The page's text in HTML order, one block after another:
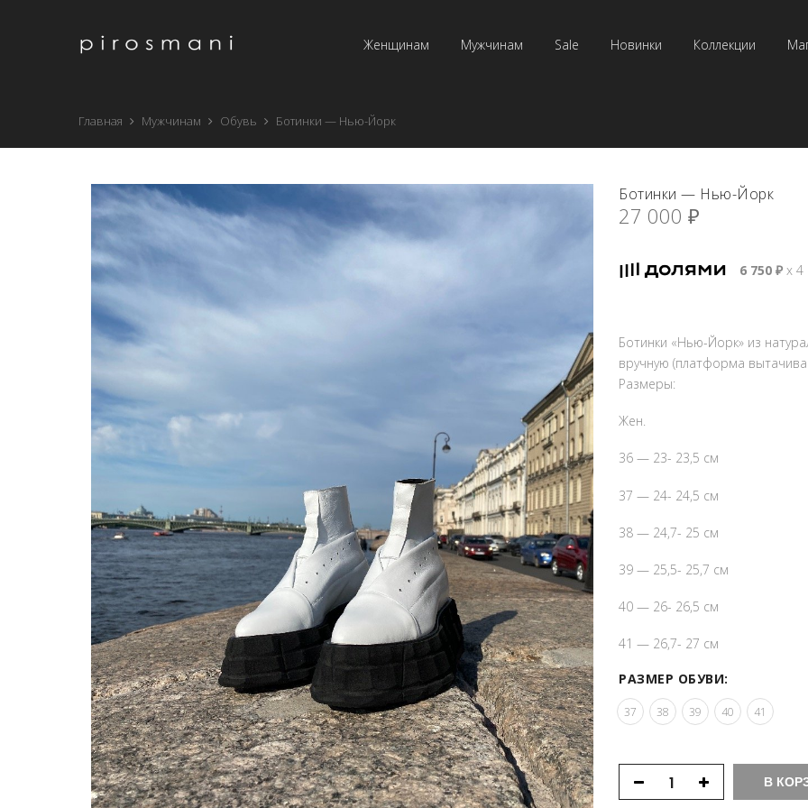
Женщинам Мужчинам Sale Новинки Коллекции
Главная Мужчинам Обувь Ботинки — Нью-Йорк
Ботинки — Нью-Йорк
27 000 ₽
6 750 ₽ х 4
Ботинки «Нью-Йорк» из
вручную (платформа
Размеры:
Жен.
36 — 23- 23,5 см
37 — 24- 24,5 см
38 — 24,7- 25 см
39 — 25,5- 25,7 см
40 — 26- 26,5 см
41 — 26,7- 27 см
РАЗМЕР ОБУВИ:
37 38 39 40 41
В